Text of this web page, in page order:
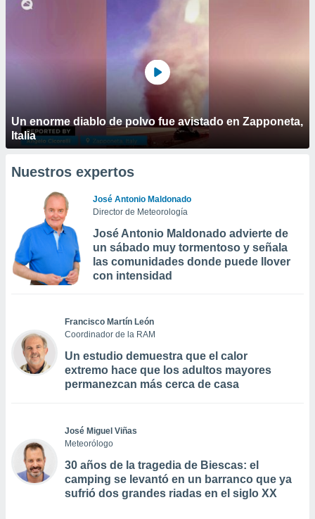
Un enorme diablo de polvo fue avistado en Zapponeta,
Italia
Nuestros expertos
José Antonio Maldonado
Director de Meteorología
José Antonio Maldonado advierte de
un sábado muy tormentoso y señala
las comunidades donde puede llover
con intensidad
Francisco Martín León
Coordinador de la RAM
Un estudio demuestra que el calor
extremo hace que los adultos mayores
permanezcan más cerca de casa
José Miguel Viñas
Meteorólogo
30 años de la tragedia de Biescas: el
camping se levantó en un barranco que ya
sufrió dos grandes riadas en el siglo XX